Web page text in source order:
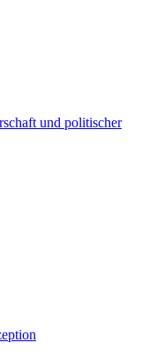
und politischer